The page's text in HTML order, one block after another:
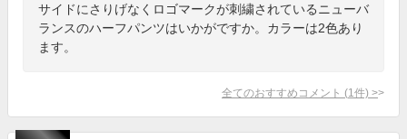
サイドにさりげなくロゴマークが刺繍されているニューバ
ランスのハーフパンツはいかがですか。カラーは2色あり
ます。
全てのおすすめコメント (1 件) >